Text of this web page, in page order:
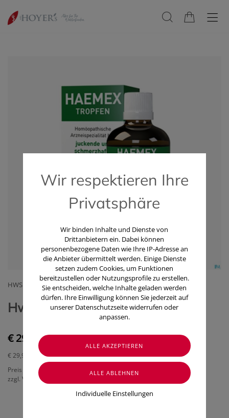
HWS OTC SERVICE GMBH
Hws Haemex Tropfen 100ml
€ 29,90
€ 29,90
/ 100 ml
Preis inkl. MwSt.
zzgl. Versandkosten
Wir respektieren Ihre
Privatsphäre
Wir binden Inhalte und Dienste von
Drittanbietern ein. Dabei können
personenbezogene Daten wie Ihre IP-Adresse an
die Anbieter übermittelt werden. Einige Dienste
setzen zudem Cookies, um Funktionen
bereitzustellen oder Nutzungsprofile zu erstellen.
Sie entscheiden, welche Inhalte geladen werden
dürfen. Ihre Einwilligung können Sie jederzeit auf
unserer Datenschutzseite widerrufen oder
anpassen.
Individuelle Einstellungen